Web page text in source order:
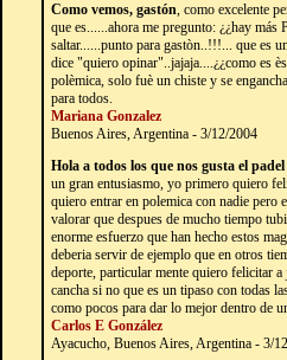
Como vemos, gastón, como excelente
que es......ahora me pregunto: ¿¿hay más
saltar......punto para gastòn..!!!... que es
dice "quiero opinar"..jajaja....¿¿como es
polèmica, solo fuè un chiste y se
para todos.
Mariana Gonzalez
Buenos Aires, Argentina - 3/12/2004
Hola a todos los que nos gusta el
un gran entusiasmo, yo primero quiero
quiero entrar en polemica con nadie pero
valorar que despues de mucho tiempo
enorme esfuerzo que han hecho estos
deberia servir de ejemplo que en otros
deporte, particular mente quiero felicitar
cancha si no que es un tipaso con todas
como pocos para dar lo mejor dentro de
Carlos E González
Ayacucho, Buenos Aires, Argentina - 3/